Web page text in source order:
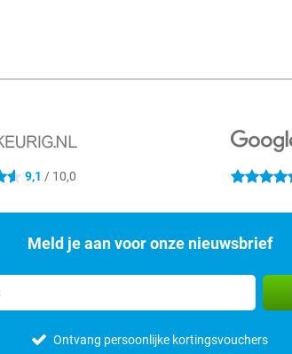
9,1 / 10,0 4.4 sterren
Meld je aan voor onze nieuwsbrief
Ontvang persoonlijke kortingsvouchers